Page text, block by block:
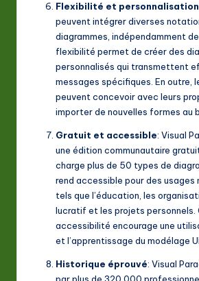
Flexibilité et personnalisation
peuvent intégrer diverses
diagrammes, indépendamment
flexibilité permet de créer des
personnalisés qui transmettent
messages spécifiques. En outre,
peuvent concevoir avec leurs
importer de nouvelles formes au
Gratuit et accessible: Visual
une édition communautaire
charge plus de 50 types de
rend accessible pour des usages
tels que l’éducation, les
lucratif et les projets personnels.
accessibilité encourage une
et l’apprentissage du modélage
Historique éprouvé: Visual